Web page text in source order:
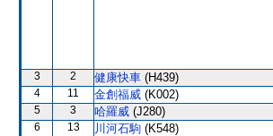
3 2 健康快車 (H439)
4 11 金創福威 (K002)
5 3 哈羅威 (J280)
6 13 川河石駒 (K548)